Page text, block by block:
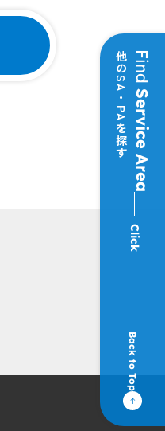
他のSA・PAを探す Find
Service Area
Click
Back to Top